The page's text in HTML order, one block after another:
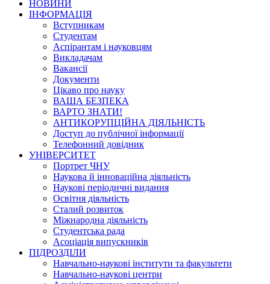
НОВИНИ
ІНФОРМАЦІЯ
Вступникам
Студентам
Аспірантам і науковцям
Викладачам
Вакансії
Документи
Цікаво про науку
ВАША БЕЗПЕКА
ВАРТО ЗНАТИ!
АНТИКОРУПЦІЙНА ДІЯЛЬНІСТЬ
Доступ до публічної інформації
Телефонний довідник
УНІВЕРСИТЕТ
Портрет ЧНУ
Наукова й інноваційна діяльність
Наукові періодичні видання
Освітня діяльність
Сталий розвиток
Міжнародна діяльність
Студентська рада
Асоціація випускників
ПІДРОЗДІЛИ
Навчально-наукові інститути та факультети
Навчально-наукові центри